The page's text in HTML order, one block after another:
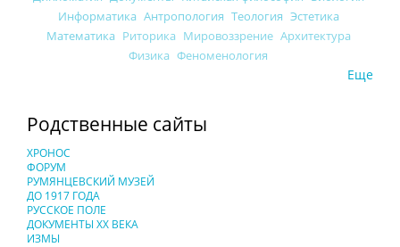
Информатика Антропология Теология Эстетика
Математика Риторика Мировоззрение Архитектура
Физика Феноменология
Еще
Родственные сайты
ХРОНОС
ФОРУМ
РУМЯНЦЕВСКИЙ МУЗЕЙ
ДО 1917 ГОДА
РУССКОЕ ПОЛЕ
ДОКУМЕНТЫ XX ВЕКА
ИЗМЫ